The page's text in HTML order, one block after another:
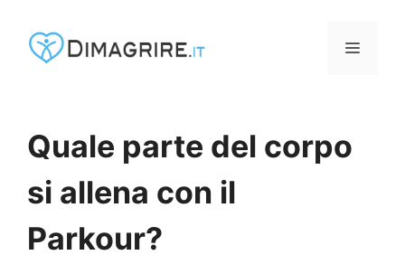
MENU
Quale parte del corpo
si allena con il
Parkour?